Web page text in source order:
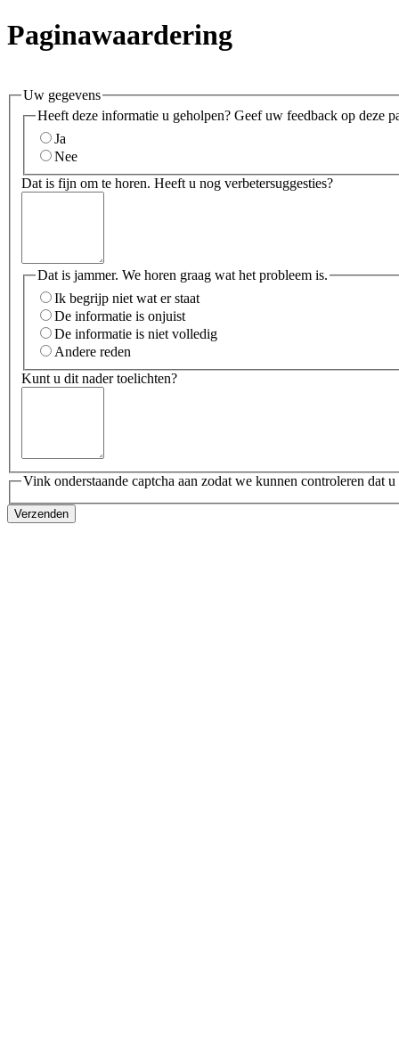
Paginawaardering
Uw gegevens
Heeft deze informatie u geholpen? Geef uw feedback op deze
Ja
Nee
Dat is fijn om te horen. Heeft u nog verbetersuggesties?
Dat is jammer. We horen graag wat het probleem is.
Ik begrijp niet wat er staat
De informatie is onjuist
De informatie is niet volledig
Andere reden
Kunt u dit nader toelichten?
Vink onderstaande captcha aan zodat we kunnen controleren dat
Verzenden